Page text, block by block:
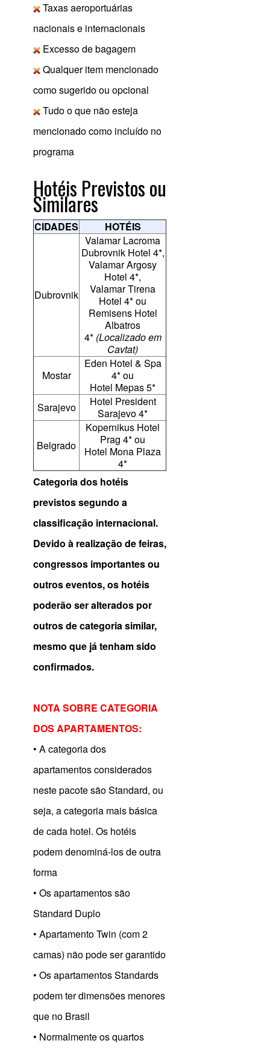
Taxas aeroportuárias
nacionais e internacionais
Excesso de bagagem
Qualquer item mencionado
como sugerido ou opcional
Tudo o que não esteja
mencionado como incluído no
programa
Hotéis Previstos ou
Similares
CIDADES HOTÉIS
Dubrovnik
Valamar Lacroma
Dubrovnik Hotel 4*,
Valamar Argosy
Hotel 4*,
Valamar Tirena
Hotel 4* ou
Remisens Hotel
Albatros
4* (Localizado em
Cavtat)
Mostar
Eden Hotel & Spa
4* ou
Hotel Mepas 5*
Sarajevo
Hotel President
Sarajevo 4*
Belgrado
Kopernikus Hotel
Prag 4* ou
Hotel Mona Plaza
4*
Categoria dos hotéis
previstos segundo a
classificação internacional.
Devido à realização de feiras,
congressos importantes ou
outros eventos, os hotéis
poderão ser alterados por
outros de categoria similar,
mesmo que já tenham sido
confirmados.
NOTA SOBRE CATEGORIA
DOS APARTAMENTOS:
• A categoria dos
apartamentos considerados
neste pacote são Standard, ou
seja, a categoria mais básica
de cada hotel. Os hotéis
podem denominá-los de outra
forma
• Os apartamentos são
Standard Duplo
• Apartamento Twin (com 2
camas) não pode ser garantido
• Os apartamentos Standards
podem ter dimensões menores
que no Brasil
• Normalmente os quartos